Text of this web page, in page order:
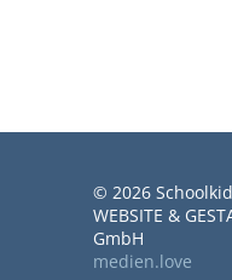
© 2026
WEBSITE &
GmbH
medien.love